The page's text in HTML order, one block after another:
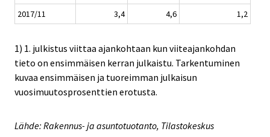
2017/11
3,4 4,6 1,2
1) 1. julkistus viittaa ajankohtaan kun viiteajankohdan
tieto on ensimmäisen kerran julkaistu. Tarkentuminen
kuvaa ensimmäisen ja tuoreimman julkaisun
vuosimuutosprosenttien erotusta.
Lähde: Rakennus- ja asuntotuotanto, Tilastokeskus